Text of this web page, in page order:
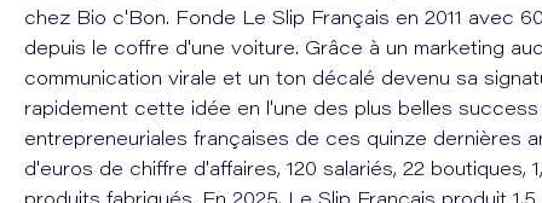
chez Bio c'Bon. Fonde Le Slip Français en 2011 avec
depuis le coffre d'une voiture. Grâce à un marketing
communication virale et un ton décalé devenu sa
rapidement cette idée en l'une des plus belles
entrepreneuriales françaises de ces quinze dernières
d'euros de chiffre d'affaires, 120 salariés, 22 boutiques,